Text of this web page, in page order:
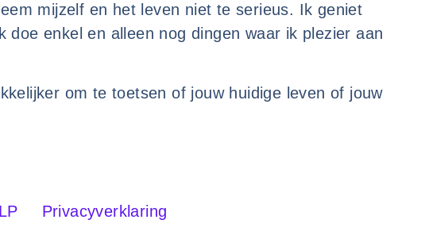
mijzelf en het leven niet te serieus. Ik geniet
enkel en alleen nog dingen waar ik plezier aan
om te toetsen of jouw huidige leven of jouw
Privacyverklaring